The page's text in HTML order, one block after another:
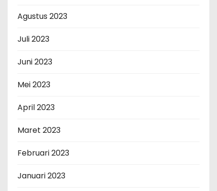
Agustus 2023
Juli 2023
Juni 2023
Mei 2023
April 2023
Maret 2023
Februari 2023
Januari 2023